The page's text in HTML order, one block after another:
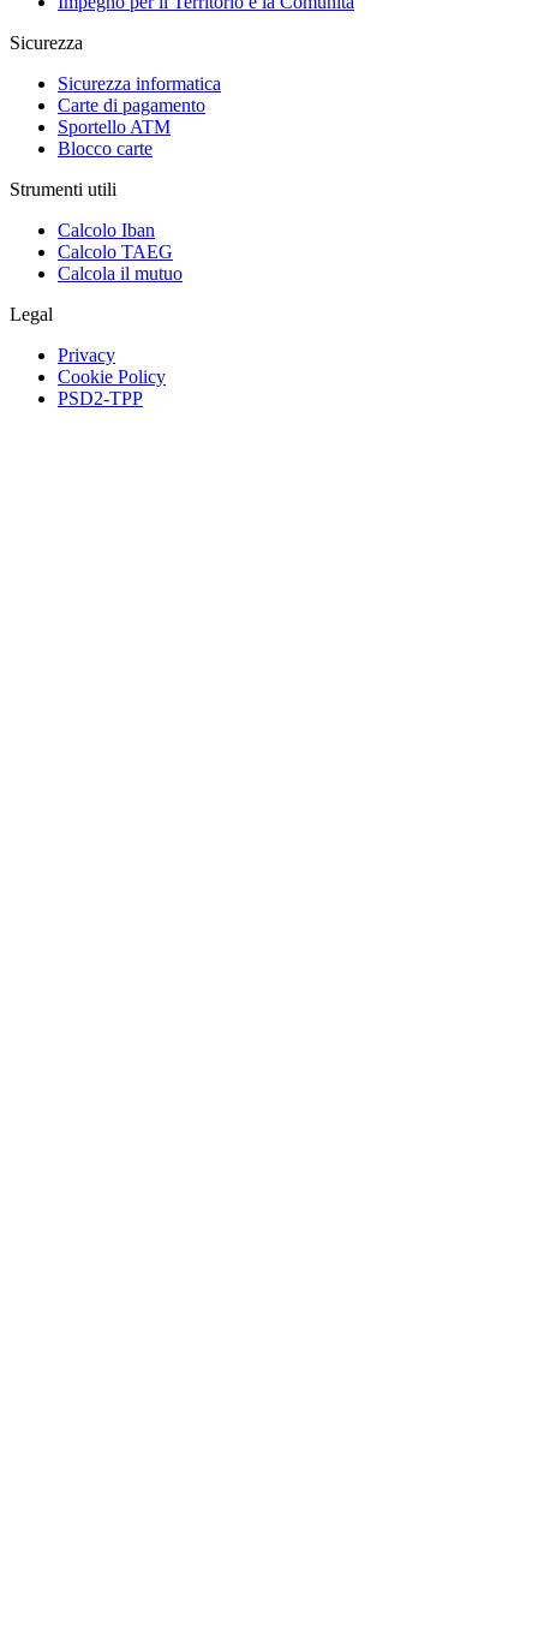
Sicurezza
Sicurezza informatica
Carte di pagamento
Sportello ATM
Blocco carte
Strumenti utili
Calcolo Iban
Calcolo TAEG
Calcola il mutuo
Legal
Privacy
Cookie Policy
PSD2-TPP